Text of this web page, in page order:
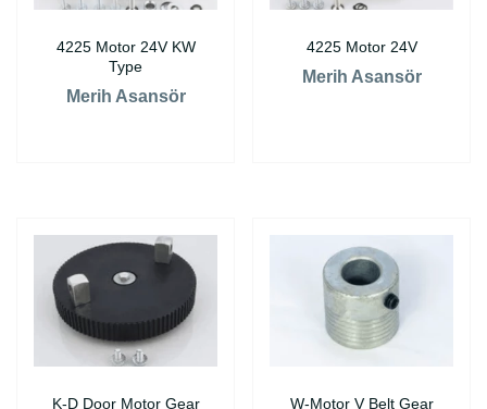
4225 Motor 24V KW
Type
Merih Asansör
4225 Motor 24V
Merih Asansör
K-D Door Motor Gear
W-Motor V Belt Gear